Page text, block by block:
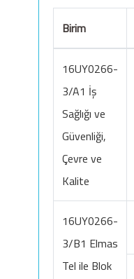
Birim
16UY0266-
3/A1 İş
Sağlığı ve
Güvenliği,
Çevre ve
Kalite
16UY0266-
3/B1 Elmas
Tel ile Blok